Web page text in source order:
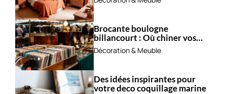
Brocante boulogne
billancourt : Où chiner vos
trésors ?
Décoration & Meuble
Des idées inspirantes pour
votre deco coquillage marine